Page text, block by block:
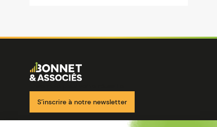
Image
S’inscrire à notre newsletter